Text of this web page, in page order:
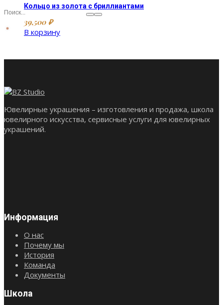
Кольцо из золота с бриллиантами
39,500 ₽
В корзину
Ювелирные украшения – изготовления и продажа, школа
ювелирного искусства, сервисные услуги для ювелирных
украшений.
Информация
О нас
Почему мы
История
Команда
Документы
Школа